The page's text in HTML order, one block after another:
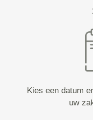
Kies een datum
uw